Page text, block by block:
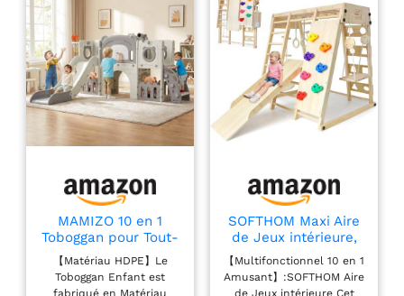
la pédagogie Montessori : mur de
grimpe (développe la force des
jambes), toboggan (améliore
l’équilibre), panier de basket (renforce
la coordination œil-main), télescope
(stimule la curiosité cognitive) et
tunnel de crawl (booste la motricité
globale). Garde les enfants occupés 2-
significativement le temps passé
devant les écrans. Polyvalence
intérieur/extérieur, résistant au climat
français：HDPE imperméable avec
protection UV (UPF 50+), capable de
supporter les pluies fréquentes et les
MAMIZO 10 en 1
Toboggan pour Tout-
Petits, Toboggan
Enfant, Gris et Blanc
【Matériau HDPE】Le
Toboggan Enfant est
fabriqué en Matériau
SOFTHOM Maxi Aire
de Jeux intérieure,
10 en 1
Multifonctionnel Aire
de Jeux intérieure
【Multifonctionnel 10 en 1
Amusant】:SOFTHOM Aire
de Jeux intérieure Cet